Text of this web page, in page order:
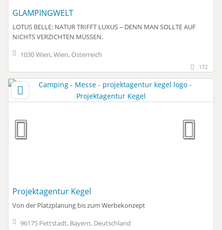
GLAMPINGWELT
LOTUS BELLE: NATUR TRIFFT LUXUS – DENN MAN SOLLTE AUF
NICHTS VERZICHTEN MÜSSEN.
1030 Wien, Wien, Österreich
172
Projektagentur Kegel
Von der Platzplanung bis zum Werbekonzept
96175 Pettstadt, Bayern, Deutschland